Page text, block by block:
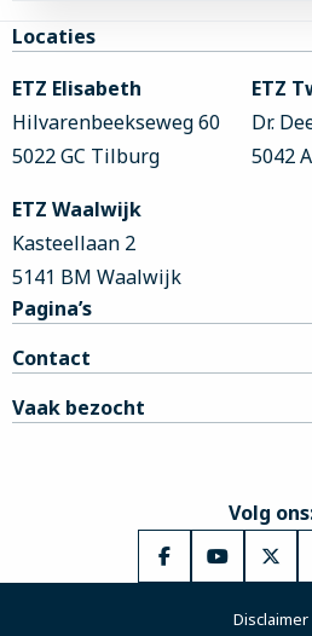
Site
footer
Locaties
ETZ Elisabeth
Hilvarenbeekseweg 60
5022 GC Tilburg
ETZ
Dr.
5042
ETZ Waalwijk
Kasteellaan 2
5141 BM Waalwijk
Pagina’s
Contact
Vaak bezocht
Volg
Ga
Facebook
Ga
YouTube
Ga
X
Disclaimer